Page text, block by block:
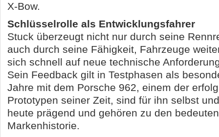
X-Bow.
Schlüsselrolle als Entwicklungsfahrer
Stuck überzeugt nicht nur durch seine
auch durch seine Fähigkeit, Fahrzeuge
sich schnell auf neue technische
Sein Feedback gilt in Testphasen als
Jahre mit dem Porsche 962, einem der
Prototypen seiner Zeit, sind für ihn selbst
heute prägend und gehören zu den
Markenhistorie.